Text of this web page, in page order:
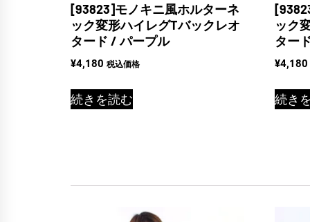
[93823]モノキニ風ホルターネ
ック変形ハイレグTバックレオ
タード / パープル
¥4,180 税込価格
続きを読む
ック
ター
¥4,180
続き